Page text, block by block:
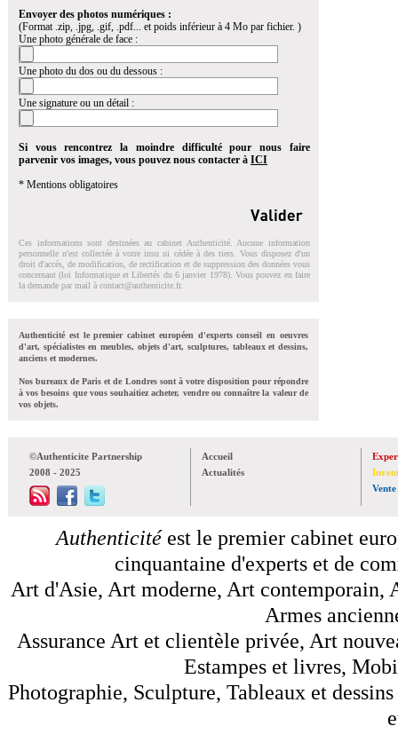
Envoyer des photos numériques :
(Format .zip, .jpg, .gif, .pdf... et poids inférieur à 4 Mo par fichier. )
Une photo générale de face :
Une photo du dos ou du dessous :
Une signature ou un détail :
Si vous rencontrez la moindre difficulté pour nous faire
parvenir vos images, vous pouvez nous contacter à ICI
* Mentions obligatoires
Ces informations sont destinées au cabinet Authenticité. Aucune information
personnelle n'est collectée à votre insu ni cédée à des tiers. Vous disposez d'un
droit d'accés, de modification, de rectification et de suppression des données vous
concernant (loi Informatique et Libertés du 6 janvier 1978). Vous pouvez en faire
la demande par mail à contact@authenticite.fr.
Authenticité est le premier cabinet européen d'experts conseil en oeuvres
d'art, spécialistes en meubles, objets d'art, sculptures, tableaux et dessins,
anciens et modernes.
Nos bureaux de Paris et de Londres sont à votre disposition pour répondre
à vos besoins que vous souhaitiez acheter, vendre ou connaître la valeur de
vos objets.
©Authenticite Partnership
2008 - 2025
Accueil
Actualités
Vente
Authenticitéest le premier cabinet
cinquantaine d'experts et de
Art d'Asie, Art moderne, Art contemporain,
Armes
Assurance Art et clientèle privée, Art
Estampes et livres,
Photographie, Sculpture, Tableaux et